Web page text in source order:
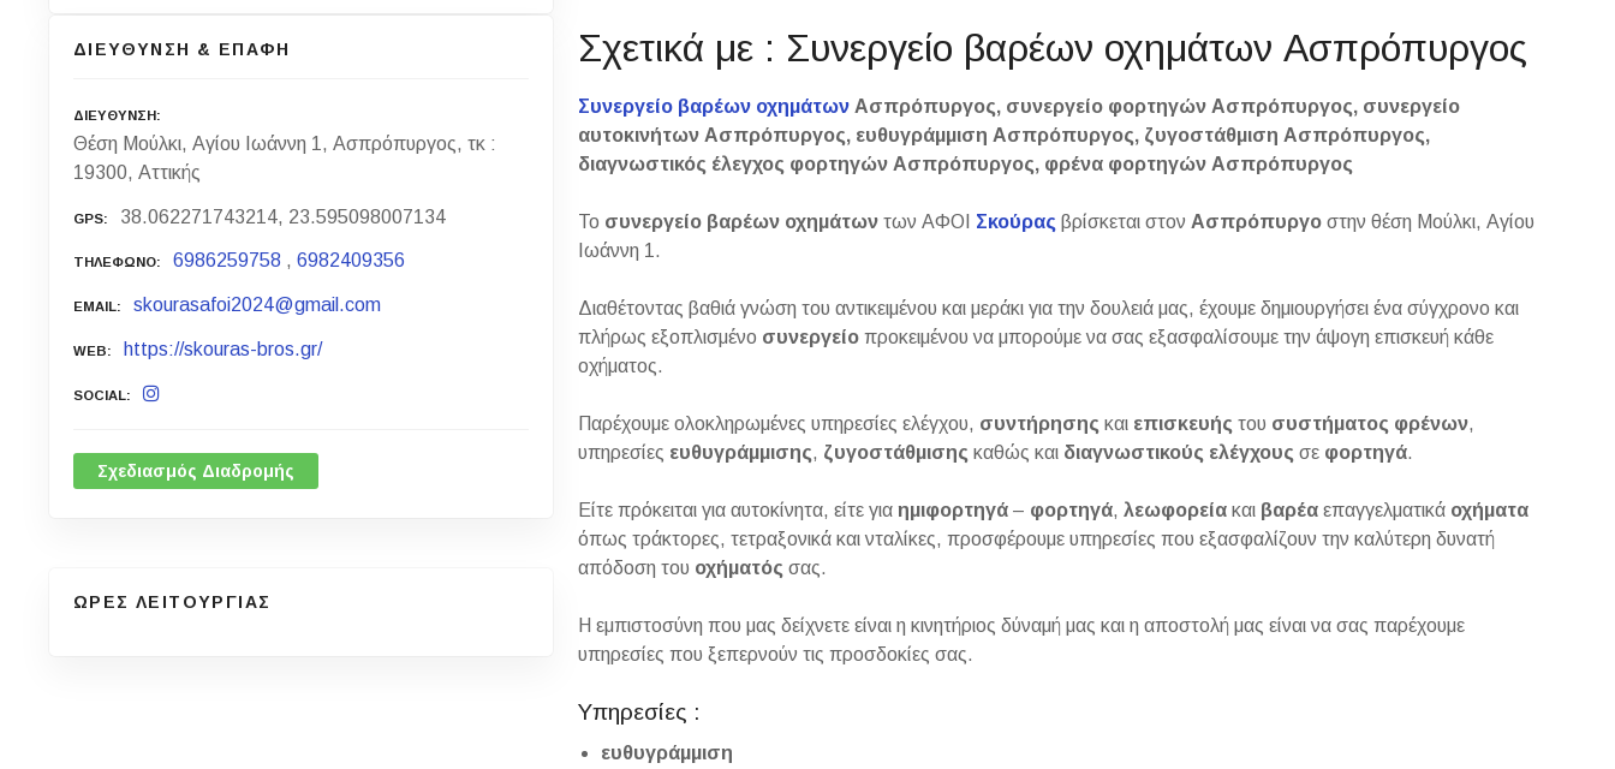
ΔΙΕΥΘΥΝΣΗ & ΕΠΑΦΗ
ΔΙΕΥΘΥΝΣΗ
Θέση Μούλκι, Αγίου Ιωάννη 1, Ασπρόπυργος, τκ :
19300, Αττικής
GPS 38.062271743214, 23.595098007134
ΤΗΛΕΦΩΝΟ 6986259758 , 6982409356
EMAIL skourasafoi2024@gmail.com
WEB https://skouras-bros.gr/
SOCIAL
Σχεδιασμός Διαδρομής
ΩΡΕΣ ΛΕΙΤΟΥΡΓΙΑΣ
Σχετικά με : Συνεργείο βαρέων οχημάτων Ασπρόπυργος
Συνεργείο βαρέων οχημάτων Ασπρόπυργος, συνεργείο φορτηγών Ασπρόπυργος, συνεργείο
αυτοκινήτων Ασπρόπυργος, ευθυγράμμιση Ασπρόπυργος, ζυγοστάθμιση Ασπρόπυργος,
διαγνωστικός έλεγχος φορτηγών Ασπρόπυργος, φρένα φορτηγών Ασπρόπυργος
Το συνεργείο βαρέων οχημάτων των ΑΦΟΙ Σκούρας βρίσκεται στον Ασπρόπυργο στην θέση Μούλκι, Αγίου
Ιωάννη 1.
Διαθέτοντας βαθιά γνώση του αντικειμένου και μεράκι για την δουλειά μας, έχουμε δημιουργήσει ένα σύγχρονο και
πλήρως εξοπλισμένο συνεργείο προκειμένου να μπορούμε να σας εξασφαλίσουμε την άψογη επισκευή κάθε
οχήματος.
Παρέχουμε ολοκληρωμένες υπηρεσίες ελέγχου, συντήρησης και επισκευής του συστήματος φρένων,
υπηρεσίες ευθυγράμμισης, ζυγοστάθμισης καθώς και διαγνωστικούς ελέγχους σε φορτηγά.
Είτε πρόκειται για αυτοκίνητα, είτε γιαημιφορτηγά – φορτηγά,λεωφορεία και βαρέα επαγγελματικά οχήματα
όπως τράκτορες, τετραξονικά και νταλίκες, προσφέρουμε υπηρεσίες που εξασφαλίζουν την καλύτερη δυνατή
απόδοση του οχήματός σας.
Η εμπιστοσύνη που μας δείχνετε είναι η κινητήριος δύναμή μας και η αποστολή μας είναι να σας παρέχουμε
υπηρεσίες που ξεπερνούν τις προσδοκίες σας.
Υπηρεσίες :
ευθυγράμμιση